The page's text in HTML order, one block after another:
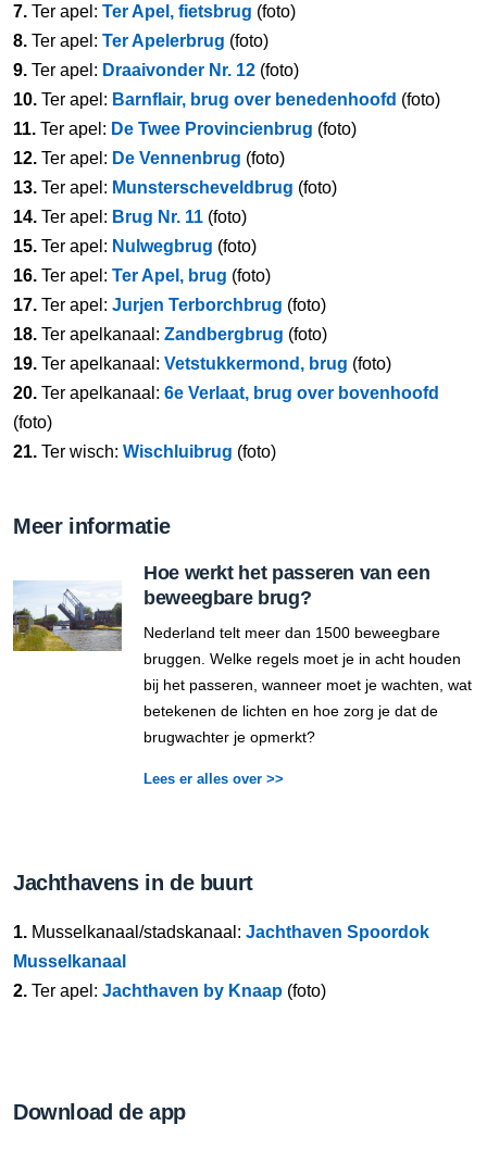
7. Ter apel: Ter Apel, fietsbrug (foto)
8. Ter apel: Ter Apelerbrug (foto)
9. Ter apel: Draaivonder Nr. 12 (foto)
10. Ter apel: Barnflair, brug over benedenhoofd (foto)
11. Ter apel: De Twee Provincienbrug (foto)
12. Ter apel: De Vennenbrug (foto)
13. Ter apel: Munsterscheveldbrug (foto)
14. Ter apel: Brug Nr. 11 (foto)
15. Ter apel: Nulwegbrug (foto)
16. Ter apel: Ter Apel, brug (foto)
17. Ter apel: Jurjen Terborchbrug (foto)
18. Ter apelkanaal: Zandbergbrug (foto)
19. Ter apelkanaal: Vetstukkermond, brug (foto)
20. Ter apelkanaal: 6e Verlaat, brug over bovenhoofd
(foto)
21. Ter wisch: Wischluibrug (foto)
Meer informatie
Hoe werkt het passeren van een
beweegbare brug?
Nederland telt meer dan 1500 beweegbare
bruggen. Welke regels moet je in acht houden
bij het passeren, wanneer moet je wachten, wat
betekenen de lichten en hoe zorg je dat de
brugwachter je opmerkt?
Lees er alles over >>
Jachthavens in de buurt
1. Musselkanaal/stadskanaal: Jachthaven Spoordok
Musselkanaal
2. Ter apel: Jachthaven by Knaap (foto)
Download de app